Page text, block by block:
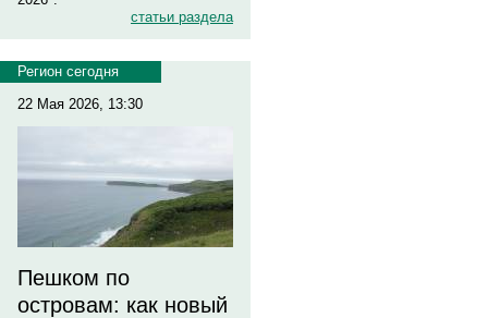
статьи раздела
Регион сегодня
22 Мая 2026, 13:30
Пешком по
островам: как новый